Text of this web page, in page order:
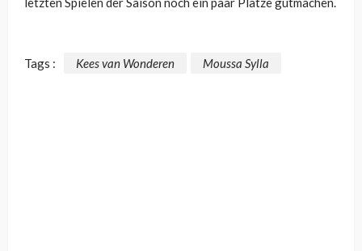
Tags : Kees van Wonderen Moussa Sylla